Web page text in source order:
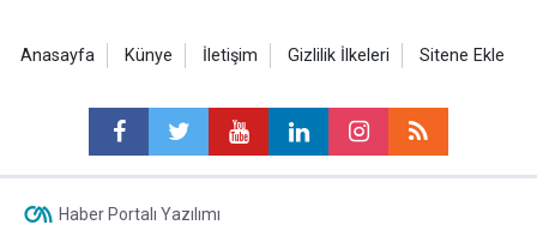
Anasayfa Künye İletişim Gizlilik İlkeleri Sitene Ekle
Haber Portalı Yazılımı